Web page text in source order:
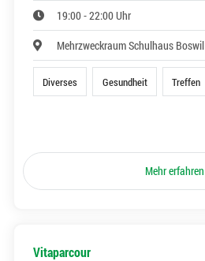
19:00 - 22:00 Uhr
Mehrzweckraum Schulhaus Boswil
Diverses Gesundheit Treffen
Mehr erfahren
Vitaparcour